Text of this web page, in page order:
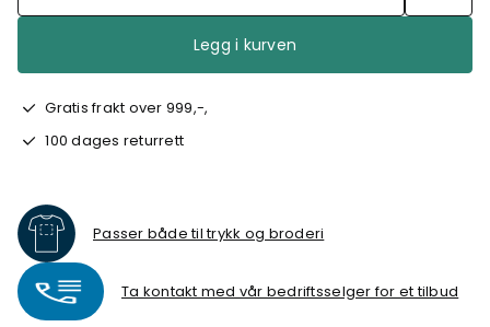
Legg i kurven
Gratis frakt over 999,-,
100 dages returrett
Passer både til trykk og broderi
Ta kontakt med vår bedriftsselger for et tilbud